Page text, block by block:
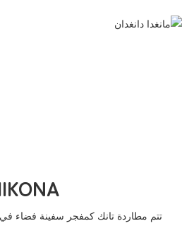
عدد خلفي (من منشور)
انقر هنا لشراء النسخة
تتم مطاردة تانك كمفجر سفينة فضاء